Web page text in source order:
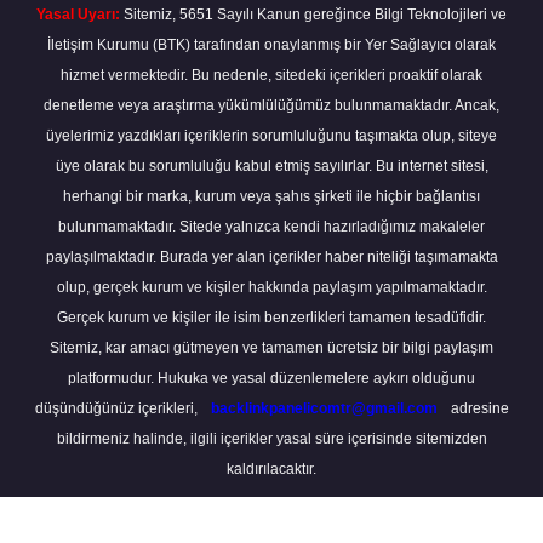
Yasal Uyarı: Sitemiz, 5651 Sayılı Kanun gereğince Bilgi Teknolojileri ve
İletişim Kurumu (BTK) tarafından onaylanmış bir Yer Sağlayıcı olarak
hizmet vermektedir. Bu nedenle, sitedeki içerikleri proaktif olarak
denetleme veya araştırma yükümlülüğümüz bulunmamaktadır. Ancak,
üyelerimiz yazdıkları içeriklerin sorumluluğunu taşımakta olup, siteye
üye olarak bu sorumluluğu kabul etmiş sayılırlar. Bu internet sitesi,
herhangi bir marka, kurum veya şahıs şirketi ile hiçbir bağlantısı
bulunmamaktadır. Sitede yalnızca kendi hazırladığımız makaleler
paylaşılmaktadır. Burada yer alan içerikler haber niteliği taşımamakta
olup, gerçek kurum ve kişiler hakkında paylaşım yapılmamaktadır.
Gerçek kurum ve kişiler ile isim benzerlikleri tamamen tesadüfidir.
Sitemiz, kar amacı gütmeyen ve tamamen ücretsiz bir bilgi paylaşım
platformudur. Hukuka ve yasal düzenlemelere aykırı olduğunu
düşündüğünüz içerikleri,
backlinkpanelicomtr@gmail.com
adresine
bildirmeniz halinde, ilgili içerikler yasal süre içerisinde sitemizden
kaldırılacaktır.